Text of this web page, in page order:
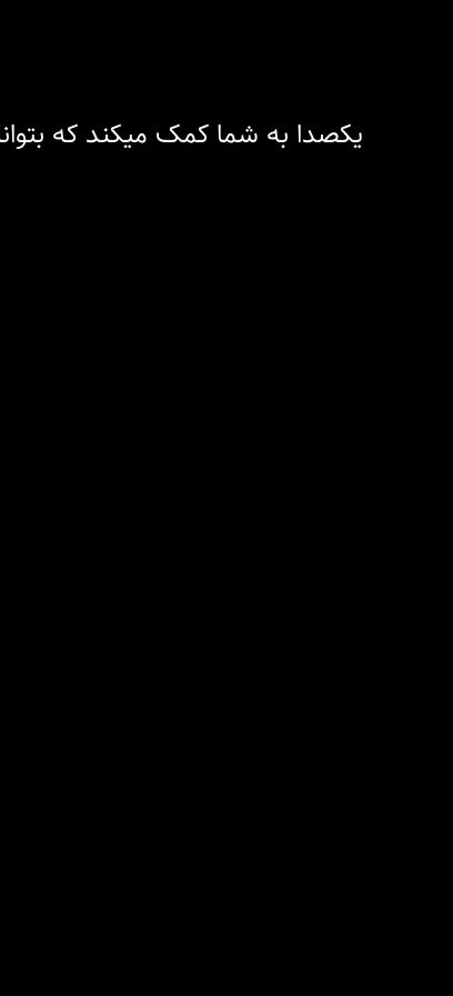
یکصدا به شما کمک میکند که